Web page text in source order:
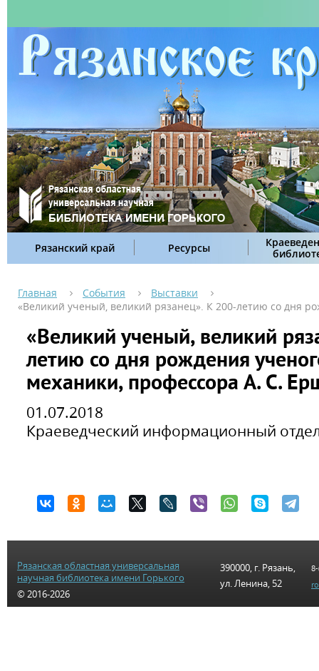
Рязанский край Ресурсы
Главная События
Выставки
«Великий ученый, великий рязанец». К 200-летию со дня
«Великий ученый, великий
летию со дня рождения
механики, профессора А. С.
01.07.2018
Краеведческий информационный
Рязанская областная универсальная
научная библиотека имени Горького
© 2016-2026
390000, г. Рязань,
ул. Ленина, 52